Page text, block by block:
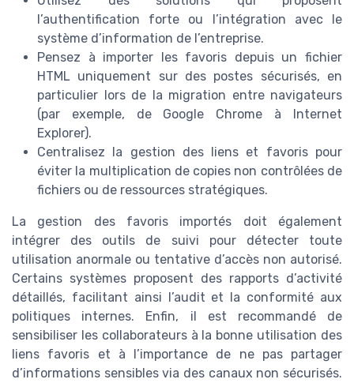
l’authentification forte ou l’intégration avec le
système d’information de l’entreprise.
Pensez à importer les favoris depuis un fichier
HTML uniquement sur des postes sécurisés, en
particulier lors de la migration entre navigateurs
(par exemple, de Google Chrome à Internet
Explorer).
Centralisez la gestion des liens et favoris pour
éviter la multiplication de copies non contrôlées de
fichiers ou de ressources stratégiques.
La gestion des favoris importés doit également
intégrer des outils de suivi pour détecter toute
utilisation anormale ou tentative d’accès non autorisé.
Certains systèmes proposent des rapports d’activité
détaillés, facilitant ainsi l’audit et la conformité aux
politiques internes. Enfin, il est recommandé de
sensibiliser les collaborateurs à la bonne utilisation des
liens favoris et à l’importance de ne pas partager
d’informations sensibles via des canaux non sécurisés.